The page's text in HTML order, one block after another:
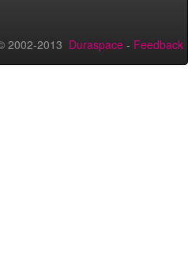
2002-2013 Duraspace - Feedback